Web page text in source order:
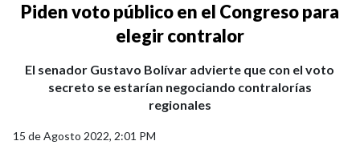
Piden voto público en el Congreso para
elegir contralor
El senador Gustavo Bolívar advierte que con el voto
secreto se estarían negociando contralorías
regionales
15 de Agosto 2022, 2:01 PM